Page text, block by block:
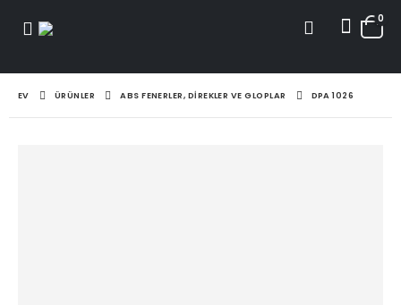
0
EV ÜRÜNLER ABS FENERLER, DIREKLER VE GLOPLAR DPA 1026